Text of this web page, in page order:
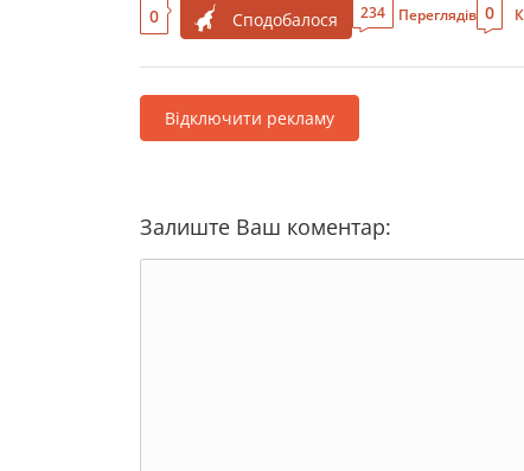
0 Сподобалося 234 Переглядів 0
Відключити рекламу
Залиште Ваш коментар: